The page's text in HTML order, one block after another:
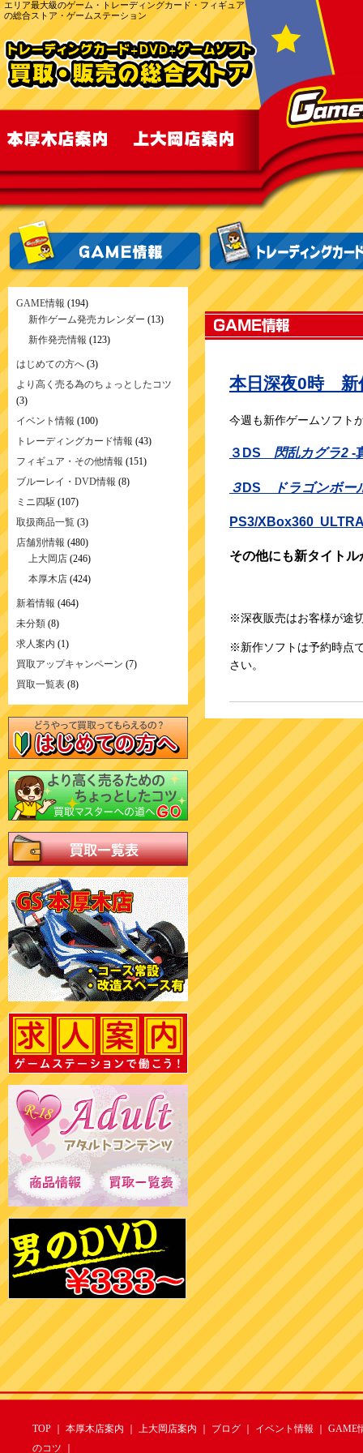
エリア最大級のゲーム・トレーディングカード・フィギュア
の総合ストア・ゲームステーション
本日深夜0時 新
今週も新作ゲームソフト
３DS 閃乱カグラ2 -
３DS ドラゴンボー
PS3/XBox360
その他にも新タイト
※深夜販売はお客様が途
※新作ソフトは予約時点
さい。
GAME情報 (194)
新作ゲーム発売カレンダー (13)
新作発売情報 (123)
はじめての方へ (3)
より高く売る為のちょっとしたコツ
(3)
イベント情報 (100)
トレーディングカード情報 (43)
フィギュア・その他情報 (151)
ブルーレイ・DVD情報 (8)
ミニ四駆 (107)
取扱商品一覧 (3)
店舗別情報 (480)
上大岡店 (246)
本厚木店 (424)
新着情報 (464)
未分類 (8)
求人案内 (1)
買取アップキャンペーン (7)
買取一覧表 (8)
TOP 本厚木店案内 上大岡店案内 ブログ イベント情報
GAME
のコツ